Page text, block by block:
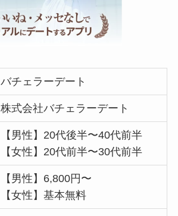
バチェラーデート
株式会社バチェラーデート
【男性】20代後半〜40代前半
【女性】20代前半〜30代前半
【男性】6,800円〜
【女性】基本無料